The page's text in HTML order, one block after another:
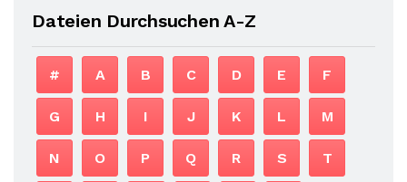
Dateien Durchsuchen A-Z
# A B C D E F
G H I J K L M
N O P Q R S T